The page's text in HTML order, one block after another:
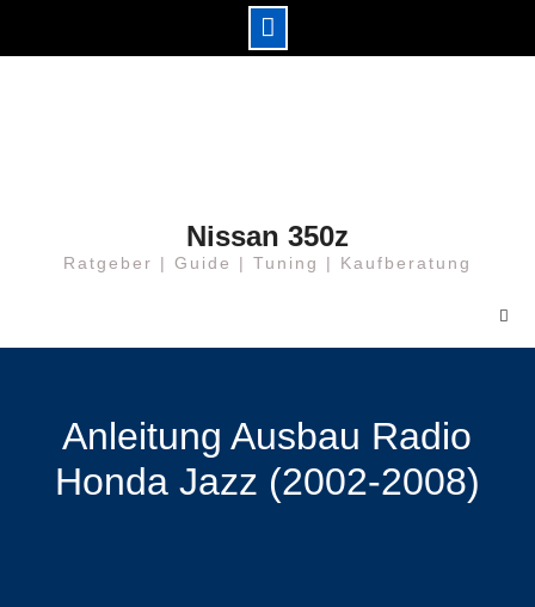
Nissan 350z
Ratgeber | Guide | Tuning | Kaufberatung
Anleitung Ausbau Radio
Honda Jazz (2002-2008)